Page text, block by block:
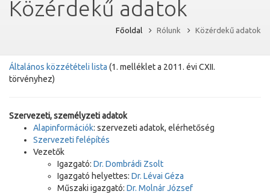
Közérdekű adatok
Főoldal Rólunk Közérdekű adatok
Általános közzétételi lista (1. melléklet a 2011. évi CXII.
törvényhez)
Szervezeti, személyzeti adatok
Alapinformációk: szervezeti adatok, elérhetőség
Szervezeti felépítés
Vezetők
Igazgató: Dr. Dombrádi Zsolt
Igazgató helyettes: Dr. Lévai Géza
Műszaki igazgató: Dr. Molnár József